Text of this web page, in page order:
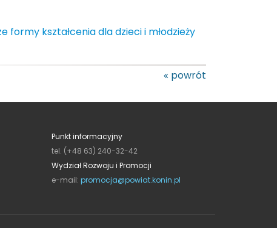
kształcenia dla dzieci i młodzieży
powrót
Punkt informacyjny
tel. (+48 63) 240-32-42
Wydział Rozwoju i Promocji
e-mail: promocja@powiat.konin.pl